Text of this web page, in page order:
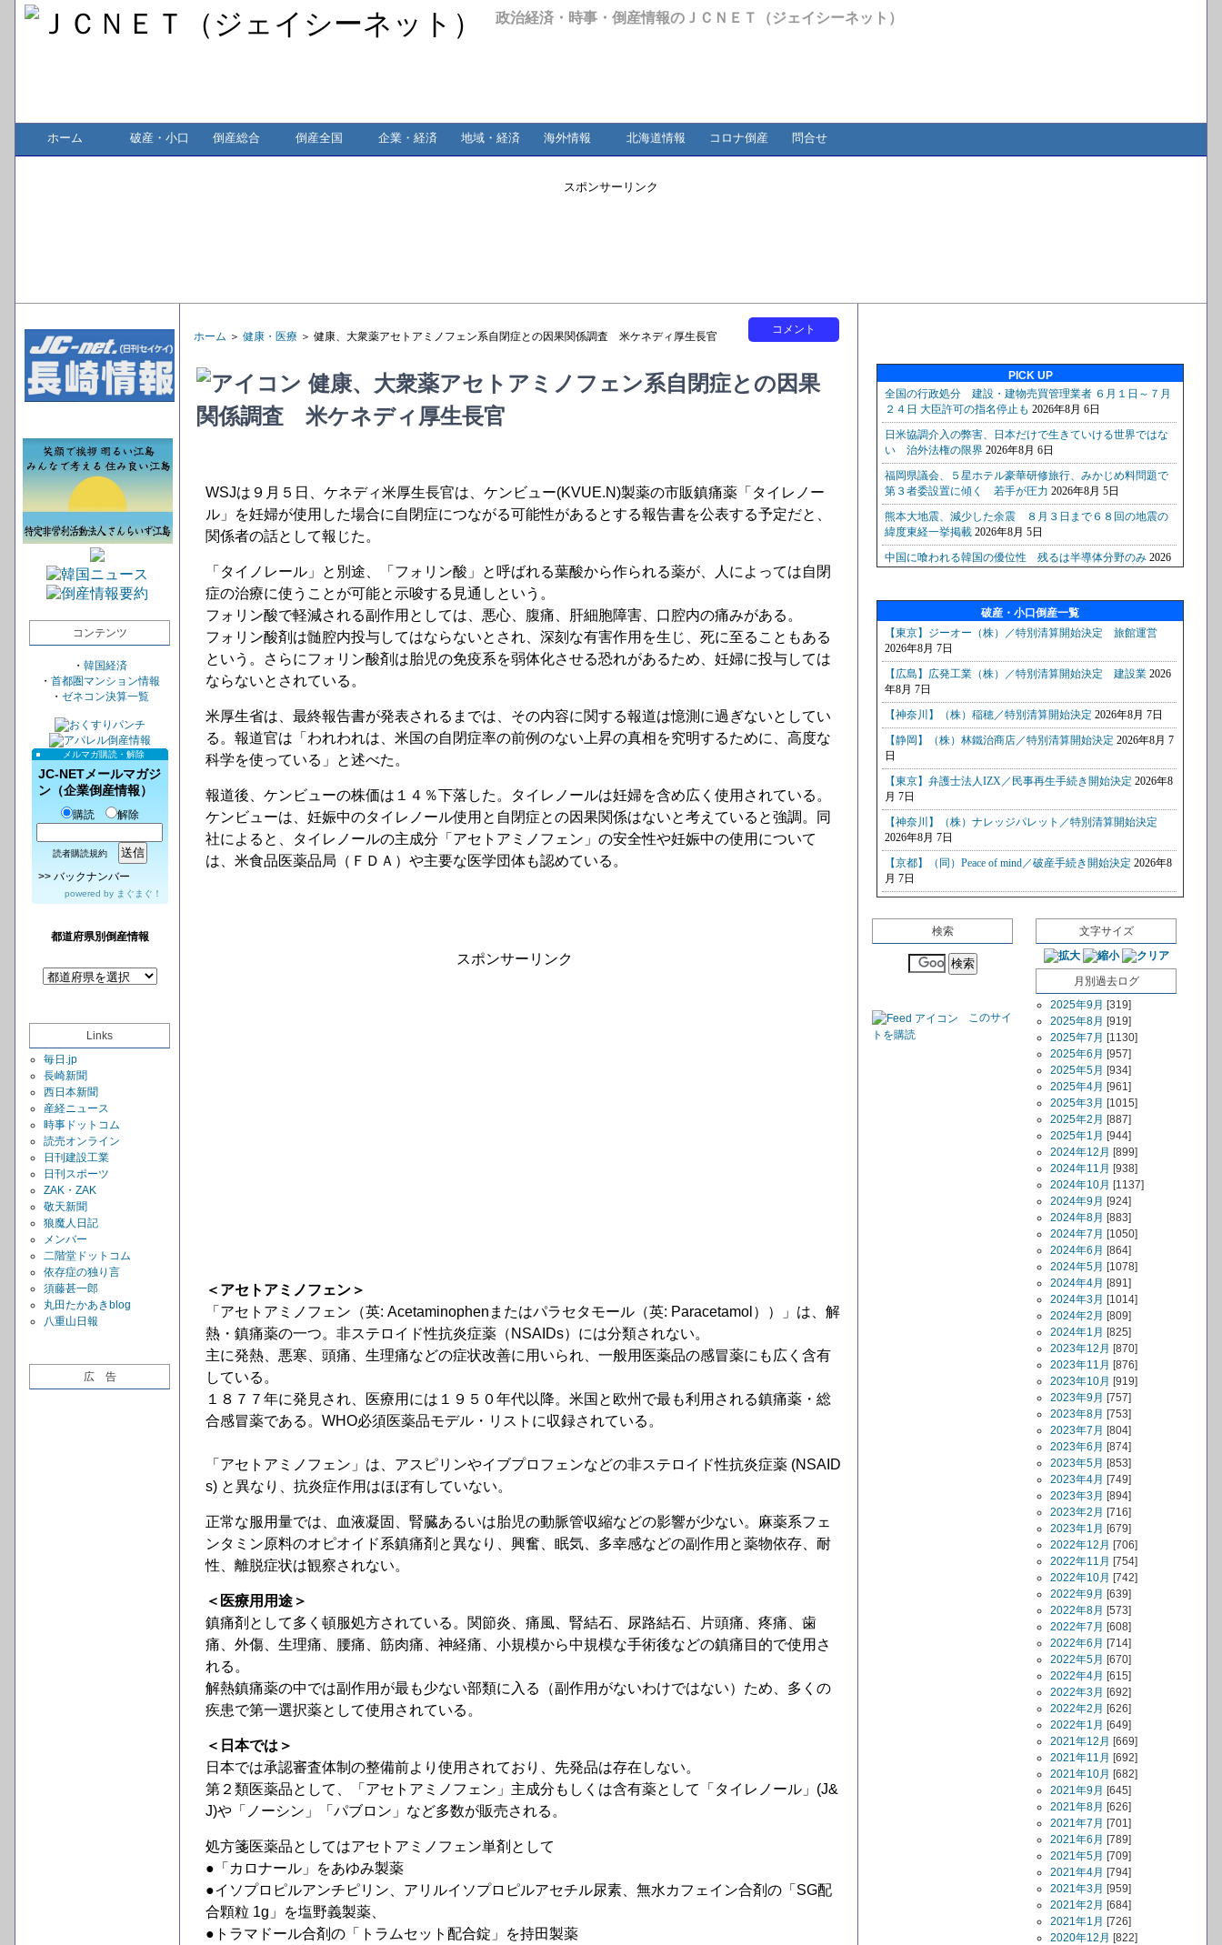
政治経済・時事・倒産情報のＪＣＮＥＴ（ジェイシーネット）
ホーム 破産・小口 倒産総合 倒産全国 企業・経済 地域・経済 海外情報 北海道情報 コロナ倒産 問合せ
スポンサーリンク
コンテンツ
・ 韓国経済
・ 首都圏マンション情報
・ ゼネコン決算一覧
メルマガ購読・解除
JC-NETメールマガジ
ン（企業倒産情報）
購読 解除
読者購読規約
>> バックナンバー
powered by まぐまぐ！
都道府県別倒産情報
Links
毎日.jp
長崎新聞
西日本新聞
産経ニュース
時事ドットコム
読売オンライン
日刊建設工業
日刊スポーツ
ZAK・ZAK
敬天新聞
狼魔人日記
メンバー
二階堂ドットコム
依存症の独り言
須藤甚一郎
丸田たかあきblog
八重山日報
広 告
コメント
ホーム ＞ 健康・医療 ＞ 健康、大衆薬アセトアミノフェン系自閉症との因果関係調査 米ケネディ厚生長官
健康、大衆薬アセトアミノフェン系自閉症との因果
関係調査 米ケネディ厚生長官
WSJは９月５日、ケネディ米厚生長官は、ケンビュー(KVUE.N)製薬の市販鎮痛薬「タイレノー
ル」を妊婦が使用した場合に自閉症につながる可能性があるとする報告書を公表する予定だと、
関係者の話として報じた。
「タイノレール」と別途、「フォリン酸」と呼ばれる葉酸から作られる薬が、人によっては自閉
症の治療に使うことが可能と示唆する見通しという。
フォリン酸で軽減される副作用としては、悪心、腹痛、肝細胞障害、口腔内の痛みがある。
フォリン酸剤は髄腔内投与してはならないとされ、深刻な有害作用を生じ、死に至ることもある
という。さらにフォリン酸剤は胎児の免疫系を弱体化させる恐れがあるため、妊婦に投与しては
ならないとされている。
米厚生省は、最終報告書が発表されるまでは、その内容に関する報道は憶測に過ぎないとしてい
る。報道官は「われわれは、米国の自閉症率の前例のない上昇の真相を究明するために、高度な
科学を使っている」と述べた。
報道後、ケンビューの株価は１４％下落した。タイレノールは妊婦を含め広く使用されている。
ケンビューは、妊娠中のタイレノール使用と自閉症との因果関係はないと考えていると強調。同
社によると、タイレノールの主成分「アセトアミノフェン」の安全性や妊娠中の使用について
は、米食品医薬品局（ＦＤＡ）や主要な医学団体も認めている。
スポンサーリンク
＜アセトアミノフェン＞
「アセトアミノフェン（英: Acetaminophenまたはパラセタモール（英: Paracetamol））」は、解
熱・鎮痛薬の一つ。非ステロイド性抗炎症薬（NSAIDs）には分類されない。
主に発熱、悪寒、頭痛、生理痛などの症状改善に用いられ、一般用医薬品の感冒薬にも広く含有
している。
１８７７年に発見され、医療用には１９５０年代以降。米国と欧州で最も利用される鎮痛薬・総
合感冒薬である。WHO必須医薬品モデル・リストに収録されている。
「アセトアミノフェン」は、アスピリンやイブプロフェンなどの非ステロイド性抗炎症薬 (NSAID
s) と異なり、抗炎症作用はほぼ有していない。
正常な服用量では、血液凝固、腎臓あるいは胎児の動脈管収縮などの影響が少ない。麻薬系フェ
ンタミン原料のオピオイド系鎮痛剤と異なり、興奮、眠気、多幸感などの副作用と薬物依存、耐
性、離脱症状は観察されない。
＜医療用用途＞
鎮痛剤として多く頓服処方されている。関節炎、痛風、腎結石、尿路結石、片頭痛、疼痛、歯
痛、外傷、生理痛、腰痛、筋肉痛、神経痛、小規模から中規模な手術後などの鎮痛目的で使用さ
れる。
解熱鎮痛薬の中では副作用が最も少ない部類に入る（副作用がないわけではない）ため、多くの
疾患で第一選択薬として使用されている。
＜日本では＞
日本では承認審査体制の整備前より使用されており、先発品は存在しない。
第２類医薬品として、「アセトアミノフェン」主成分もしくは含有薬として「タイレノール」(J&
J)や「ノーシン」「パブロン」など多数が販売される。
処方箋医薬品としてはアセトアミノフェン単剤として
●「カロナール」をあゆみ製薬
●イソプロピルアンチピリン、アリルイソプロピルアセチル尿素、無水カフェイン合剤の「SG配
合顆粒 1g」を塩野義製薬、
●トラマドール合剤の「トラムセット配合錠」を持田製薬
PICK UP
破産・小口倒産一覧
検索
このサイ
トを購読
文字サイズ
月別過去ログ
2025年9月 [319]
2025年8月 [919]
2025年7月 [1130]
2025年6月 [957]
2025年5月 [934]
2025年4月 [961]
2025年3月 [1015]
2025年2月 [887]
2025年1月 [944]
2024年12月 [899]
2024年11月 [938]
2024年10月 [1137]
2024年9月 [924]
2024年8月 [883]
2024年7月 [1050]
2024年6月 [864]
2024年5月 [1078]
2024年4月 [891]
2024年3月 [1014]
2024年2月 [809]
2024年1月 [825]
2023年12月 [870]
2023年11月 [876]
2023年10月 [919]
2023年9月 [757]
2023年8月 [753]
2023年7月 [804]
2023年6月 [874]
2023年5月 [853]
2023年4月 [749]
2023年3月 [894]
2023年2月 [716]
2023年1月 [679]
2022年12月 [706]
2022年11月 [754]
2022年10月 [742]
2022年9月 [639]
2022年8月 [573]
2022年7月 [608]
2022年6月 [714]
2022年5月 [670]
2022年4月 [615]
2022年3月 [692]
2022年2月 [626]
2022年1月 [649]
2021年12月 [669]
2021年11月 [692]
2021年10月 [682]
2021年9月 [645]
2021年8月 [626]
2021年7月 [701]
2021年6月 [789]
2021年5月 [709]
2021年4月 [794]
2021年3月 [959]
2021年2月 [684]
2021年1月 [726]
2020年12月 [822]